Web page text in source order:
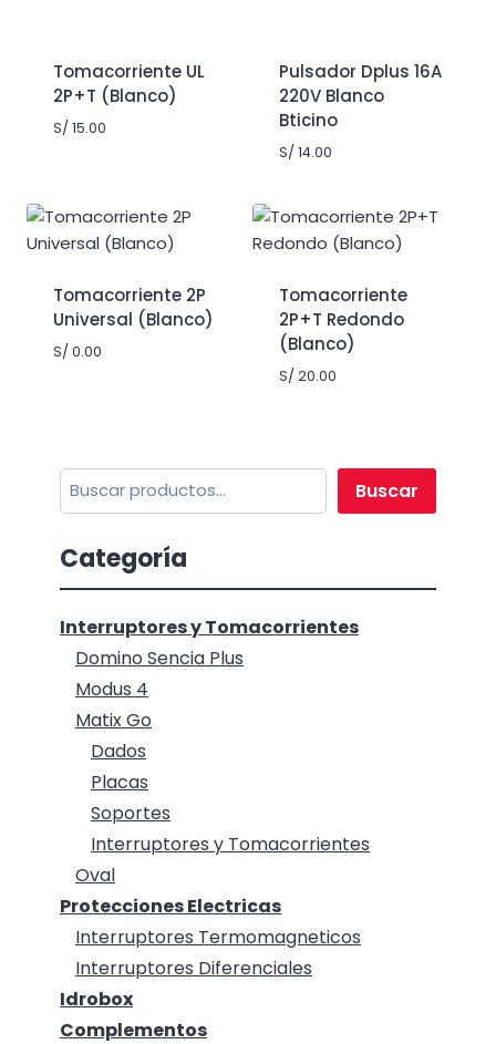
Tomacorriente UL
2P+T (Blanco)
S/ 15.00
Pulsador Dplus 16A
220V Blanco
Bticino
S/ 14.00
Tomacorriente 2P
Universal (Blanco)
S/ 0.00
Tomacorriente
2P+T Redondo
(Blanco)
S/ 20.00
Buscar Buscar
Categoría
Interruptores y Tomacorrientes
Domino Sencia Plus
Modus 4
Matix Go
Dados
Placas
Soportes
Interruptores y Tomacorrientes
Oval
Protecciones Electricas
Interruptores Termomagneticos
Interruptores Diferenciales
Idrobox
Complementos